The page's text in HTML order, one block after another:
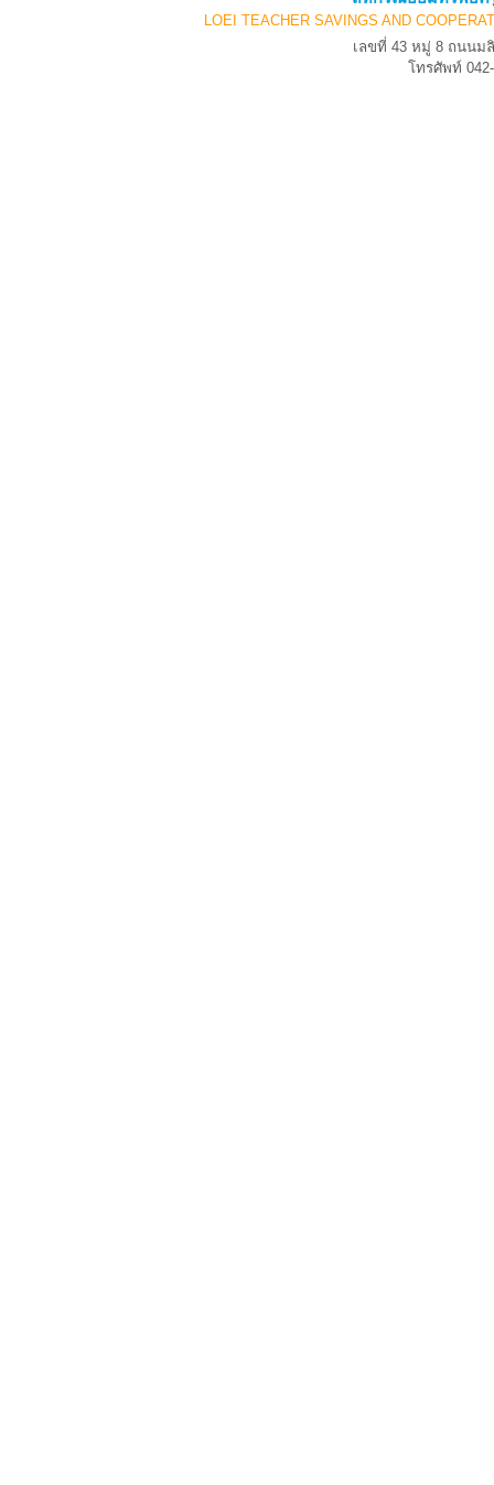
LOEI TEACHER SAVINGS AND
เลขที่ 43 หมู่ 8 ถนนม
โทรศัพท์